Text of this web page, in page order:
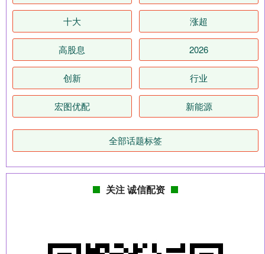
十大 涨超
高股息 2026
创新 行业
宏图优配 新能源
全部话题标签
关注 诚信配资